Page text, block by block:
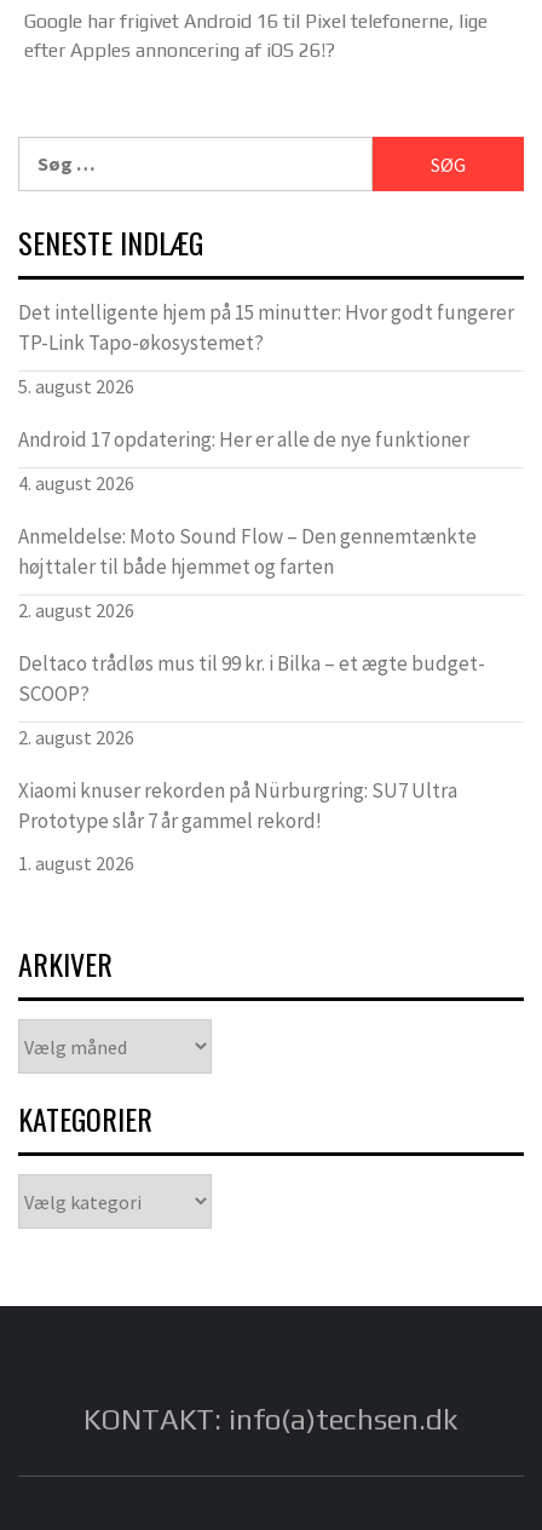
Google har frigivet Android 16 til Pixel telefonerne, lige
efter Apples annoncering af iOS 26!?
efter:
SENESTE INDLÆG
Det intelligente hjem på 15 minutter: Hvor godt fungerer
TP-Link Tapo-økosystemet?
5. august 2026
Android 17 opdatering: Her er alle de nye funktioner
4. august 2026
Anmeldelse: Moto Sound Flow – Den gennemtænkte
højttaler til både hjemmet og farten
2. august 2026
Deltaco trådløs mus til 99 kr. i Bilka – et ægte budget-
SCOOP?
2. august 2026
Xiaomi knuser rekorden på Nürburgring: SU7 Ultra
Prototype slår 7 år gammel rekord!
1. august 2026
ARKIVER
KATEGORIER
KONTAKT: info(a)techsen.dk